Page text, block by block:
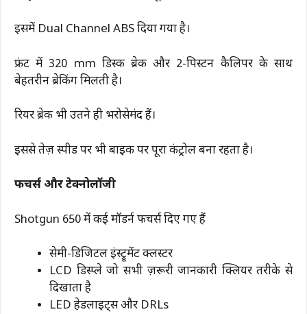
इसमें Dual Channel ABS दिया गया है।
फ्रंट में 320 mm डिस्क ब्रेक और 2-पिस्टन कैलिपर के साथ
बेहतरीन ब्रेकिंग मिलती है।
रियर ब्रेक भी उतने ही भरोसेमंद हैं।
इससे तेज़ स्पीड पर भी बाइक पर पूरा कंट्रोल बना रहता है।
फीचर्स और टेक्नोलॉजी
Shotgun 650 में कई मॉडर्न फीचर्स दिए गए हैं
सेमी-डिजिटल इंस्ट्रूमेंट क्लस्टर
LCD डिस्प्ले जो सभी ज़रूरी जानकारी क्लियर तरीके से
दिखाता है
LED हेडलाइट्स और DRLs